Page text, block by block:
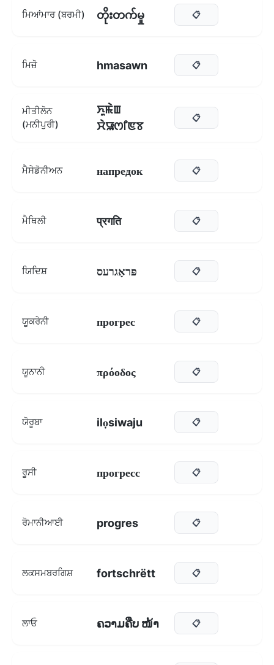
ਮਿਆਂਮਾਰ (ਬਰਮੀ) တိုးတက်မှု 📋
ਮਿਜ਼ੋ hmasawn 📋
ਮੀਤੀਲੋਨ
(ਮਨੀਪੁਰੀ)
ꯈꯨꯃꯥꯡ
ꯆꯥꯎꯁꯤꯟꯕ
📋
ਮੈਸੇਡੋਨੀਅਨ напредок 📋
ਮੈਥਿਲੀ प्रगति 📋
ਯਿਦਿਸ਼ פּראָגרעס 📋
ਯੂਕਰੇਨੀ прогрес 📋
ਯੂਨਾਨੀ πρόοδος 📋
ਯੋਰੂਬਾ ilọsiwaju 📋
ਰੂਸੀ прогресс 📋
ਰੋਮਾਨੀਆਈ progres 📋
ਲਕਸਮਬਰਗਿਸ਼ fortschrëtt 📋
ਲਾਓ ຄວາມຄືບ ໜ້າ 📋